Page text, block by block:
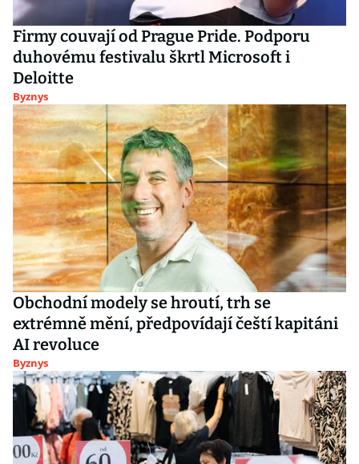
Firmy couvají od Prague Pride. Podporu
duhovému festivalu škrtl Microsoft i
Deloitte
Byznys
Obchodní modely se hroutí, trh se
extrémně mění, předpovídají čeští kapitáni
AI revoluce
Byznys